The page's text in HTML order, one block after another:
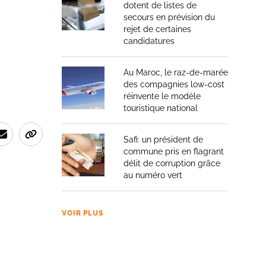
dotent de listes de
secours en prévision du
rejet de certaines
candidatures
Au Maroc, le raz-de-marée
des compagnies low-cost
réinvente le modèle
touristique national
Safi: un président de
commune pris en flagrant
délit de corruption grâce
au numéro vert
VOIR PLUS